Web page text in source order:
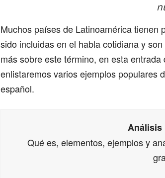
Muchos países de Latinoamérica tienen
sido incluidas en el habla cotidiana y
más sobre este término, en esta
enlistaremos varios ejemplos populares
español.
Análisis
Qué es, elementos, ejemplos y